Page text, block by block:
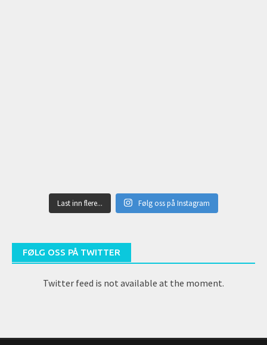
Last inn flere... Følg oss på Instagram
FØLG OSS PÅ TWITTER
Twitter feed is not available at the moment.